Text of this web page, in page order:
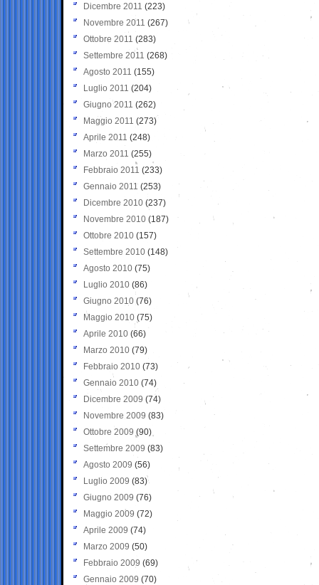
Dicembre 2011 (223)
Novembre 2011 (267)
Ottobre 2011 (283)
Settembre 2011 (268)
Agosto 2011 (155)
Luglio 2011 (204)
Giugno 2011 (262)
Maggio 2011 (273)
Aprile 2011 (248)
Marzo 2011 (255)
Febbraio 2011 (233)
Gennaio 2011 (253)
Dicembre 2010 (237)
Novembre 2010 (187)
Ottobre 2010 (157)
Settembre 2010 (148)
Agosto 2010 (75)
Luglio 2010 (86)
Giugno 2010 (76)
Maggio 2010 (75)
Aprile 2010 (66)
Marzo 2010 (79)
Febbraio 2010 (73)
Gennaio 2010 (74)
Dicembre 2009 (74)
Novembre 2009 (83)
Ottobre 2009 (90)
Settembre 2009 (83)
Agosto 2009 (56)
Luglio 2009 (83)
Giugno 2009 (76)
Maggio 2009 (72)
Aprile 2009 (74)
Marzo 2009 (50)
Febbraio 2009 (69)
Gennaio 2009 (70)